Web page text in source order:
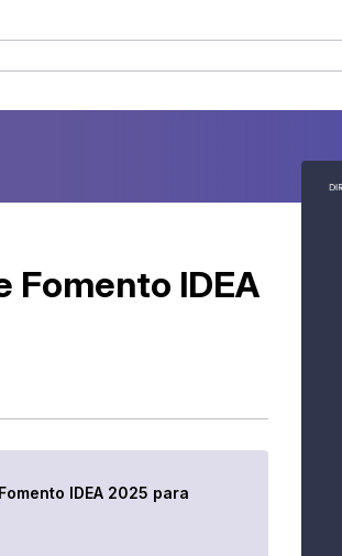
Fomento IDEA
IDEA 2025 para